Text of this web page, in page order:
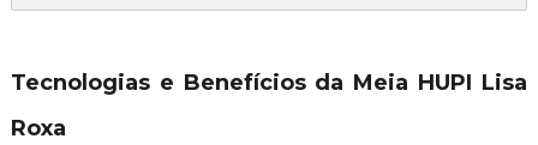
Tecnologias e Benefícios da Meia HUPI Lisa
Roxa